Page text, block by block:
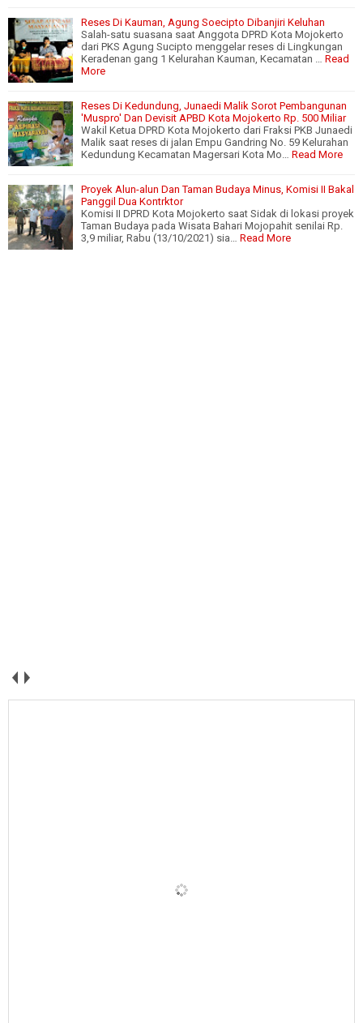
Reses Di Kauman, Agung Soecipto Dibanjiri Keluhan
Salah-satu suasana saat Anggota DPRD Kota Mojokerto
dari PKS Agung Sucipto menggelar reses di Lingkungan
Keradenan gang 1 Kelurahan Kauman, Kecamatan … Read
More
Reses Di Kedundung, Junaedi Malik Sorot Pembangunan
'Muspro' Dan Devisit APBD Kota Mojokerto Rp. 500 Miliar
Wakil Ketua DPRD Kota Mojokerto dari Fraksi PKB Junaedi
Malik saat reses di jalan Empu Gandring No. 59 Kelurahan
Kedundung Kecamatan Magersari Kota Mo… Read More
Proyek Alun-alun Dan Taman Budaya Minus, Komisi II Bakal
Panggil Dua Kontrktor
Komisi II DPRD Kota Mojokerto saat Sidak di lokasi proyek
Taman Budaya pada Wisata Bahari Mojopahit senilai Rp.
3,9 miliar, Rabu (13/10/2021) sia… Read More